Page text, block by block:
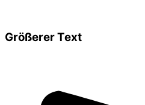
Größerer Text